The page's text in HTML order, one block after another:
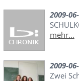
2009-
mehr...
2009-
Zwei